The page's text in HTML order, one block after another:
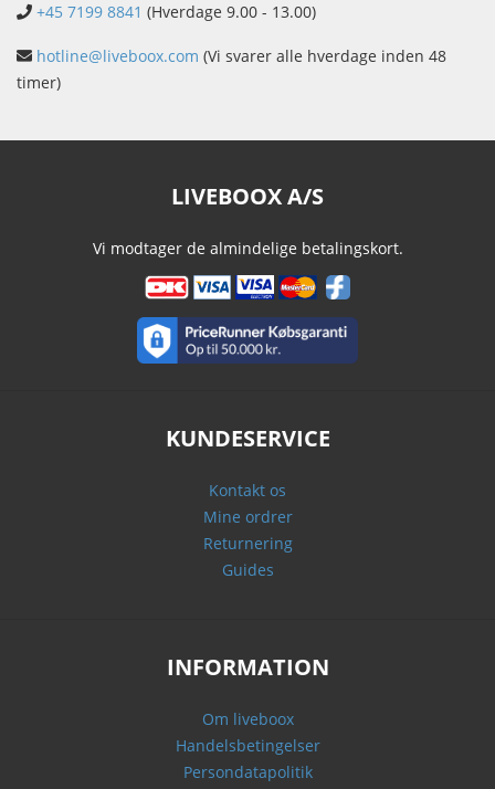
+45 7199 8841 (Hverdage 9.00 - 13.00)
hotline@liveboox.com (Vi svarer alle hverdage inden 48
timer)
LIVEBOOX A/S
Vi modtager de almindelige betalingskort.
KUNDESERVICE
Kontakt os
Mine ordrer
Returnering
Guides
INFORMATION
Om liveboox
Handelsbetingelser
Persondatapolitik